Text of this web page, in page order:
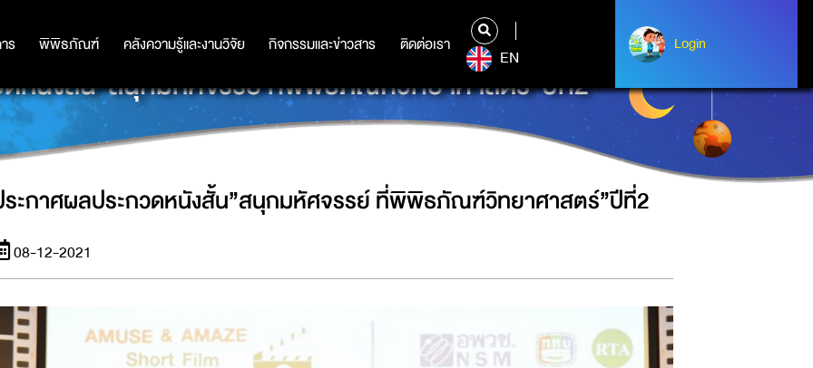
ร พิพิธภัณฑ์ คลังความรู้และงานวิจัย กิจกรรมและข่าวสาร ติดต่อเรา
ร พิพิธภัณฑ์ คลังความรู้และงานวิจัย กิจกรรมและข่าวสาร ติดต่อเรา
EN
Login
Login
ดหนังสั้น”สนุกมหัศจรรย์ ที่พิพิธภัณฑ์วิทยาศาสตร์”ปีที่2
ะกาศผลประกวดหนังสั้น”สนุกมหัศจรรย์ ที่พิพิธภัณฑ์วิทยาศาสตร์”ปีที่2
08-12-2021